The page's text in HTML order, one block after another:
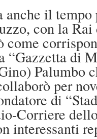
anche il
con la
“Gazzetta di
Palumbo
per
di
Corriere
interessanti